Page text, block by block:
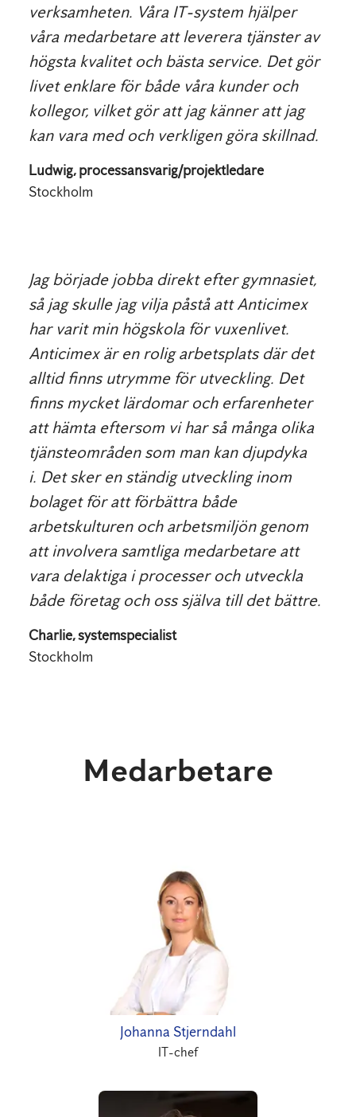
verksamheten. Våra IT-system hjälper
våra medarbetare att leverera tjänster av
högsta kvalitet och bästa service. Det gör
livet enklare för både våra kunder och
kollegor, vilket gör att jag känner att jag
kan vara med och verkligen göra skillnad.
Ludwig, processansvarig/projektledare
Stockholm
Jag började jobba direkt efter gymnasiet,
så jag skulle jag vilja påstå att Anticimex
har varit min högskola för vuxenlivet.
Anticimex är en rolig arbetsplats där det
alltid finns utrymme för utveckling. Det
finns mycket lärdomar och erfarenheter
att hämta eftersom vi har så många olika
tjänsteområden som man kan djupdyka
i. Det sker en ständig utveckling inom
bolaget för att förbättra både
arbetskulturen och arbetsmiljön genom
att involvera samtliga medarbetare att
vara delaktiga i processer och utveckla
både företag och oss själva till det bättre.
Charlie, systemspecialist
Stockholm
Medarbetare
Johanna Stjerndahl
IT-chef